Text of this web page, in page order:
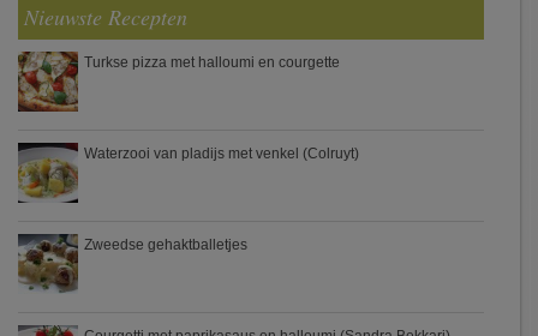
Nieuwste Recepten
Turkse pizza met halloumi en courgette
Waterzooi van pladijs met venkel (Colruyt)
Zweedse gehaktballetjes